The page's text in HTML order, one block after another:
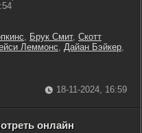
, Брук Смит, Скотт
Леммонс, Дайан Бэйкер,
18-11-2024, 16:59
онлайн